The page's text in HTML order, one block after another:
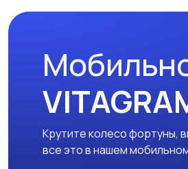
Крутите колесо фортуны,
все это в нашем